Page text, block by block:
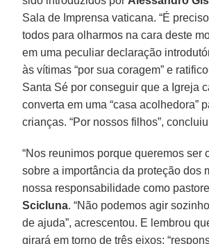
Sala de Imprensa vaticana. “É
todos para olharmos na cara deste
em uma peculiar declaração
às vítimas “por sua coragem” e
Santa Sé por conseguir que a Igreja
converta em uma “casa acolhedora”
crianças. “Por nossos filhos”,
“Nos reunimos porque queremos ser
sobre a importância da proteção dos
nossa responsabilidade como
Scicluna. “Não podemos agir
de ajuda”, acrescentou. E lembrou
girará em torno de três eixos: